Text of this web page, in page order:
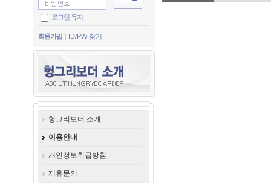
로그인 유지
회원가입 ID/PW 찾기
헝그리보더 소개
이용안내
개인정보취급방침
제휴문의